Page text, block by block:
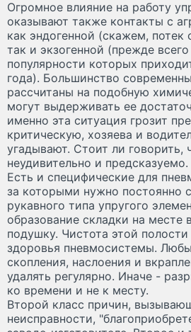
Огромное влияние на работу
оказывают также контакты с
как эндогенной (скажем, потек
так и экзогенной (прежде
популярности которых
года). Большинство
рассчитаны на подобную
могут выдерживать ее
именно эта ситуация грозит
критическую, хозяева и
угадывают. Стоит ли говорить,
неудивительно и предсказуемо.
Есть и специфические для
за которыми нужно постоянно
рукавного типа упругого
образование складки на месте
подушку. Чистота этой
здоровья пневмосистемы.
скопления, наслоения и
удалять регулярно. Иначе -
ко времени и не к месту.
Второй класс причин,
неисправности,